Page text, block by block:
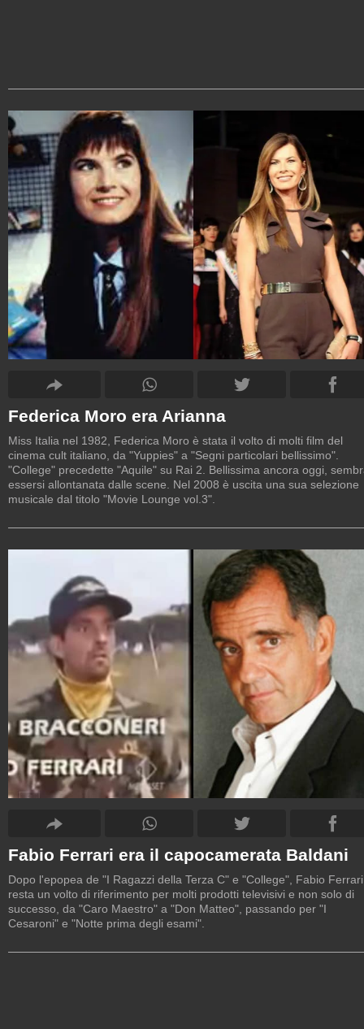
Federica Moro era Arianna
Miss Italia nel 1982, Federica Moro è stata il volto di molti film del
cinema cult italiano, da "Yuppies" a "Segni particolari bellissimo".
"College" precedette "Aquile" su Rai 2. Bellissima ancora oggi,
essersi allontanata dalle scene. Nel 2008 è uscita una sua selezione
musicale dal titolo "Movie Lounge vol.3".
Fabio Ferrari era il capocamerata Baldani
Dopo l'epopea de "I Ragazzi della Terza C" e "College", Fabio Ferrari
resta un volto di riferimento per molti prodotti televisivi e non solo di
successo, da "Caro Maestro" a "Don Matteo", passando per "I
Cesaroni" e "Notte prima degli esami".